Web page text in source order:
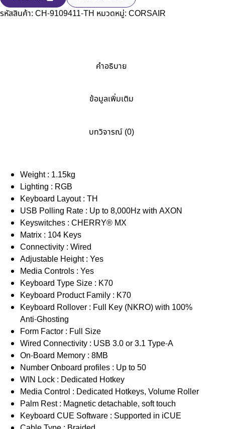
รหัสสินค้า: CH-9109411-TH หมวดหมู่: CORSAIR
คำอธิบาย
ข้อมูลเพิ่มเติม
บทวิจารณ์ (0)
Weight : 1.15kg
Lighting : RGB
Keyboard Layout : TH
USB Polling Rate : Up to 8,000Hz with AXON
Keyswitches : CHERRY® MX
Matrix : 104 Keys
Connectivity : Wired
Adjustable Height : Yes
Media Controls : Yes
Keyboard Type Size : K70
Keyboard Product Family : K70
Keyboard Rollover : Full Key (NKRO) with 100%
Anti-Ghosting
Form Factor : Full Size
Wired Connectivity : USB 3.0 or 3.1 Type-A
On-Board Memory : 8MB
Number Onboard profiles : Up to 50
WIN Lock : Dedicated Hotkey
Media Control : Dedicated Hotkeys, Volume Roller
Palm Rest : Magnetic detachable, soft touch
Keyboard CUE Software : Supported in iCUE